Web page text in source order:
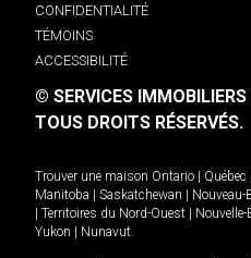
CONFIDENTIALITÉ
TÉMOINS
ACCESSIBILITÉ
© SERVICES IMMOBILIERS
TOUS DROITS RÉSERVÉS.
Trouver une maison Ontario | Québec
Manitoba | Saskatchewan |
| Territoires du Nord-Ouest |
Yukon | Nunavut